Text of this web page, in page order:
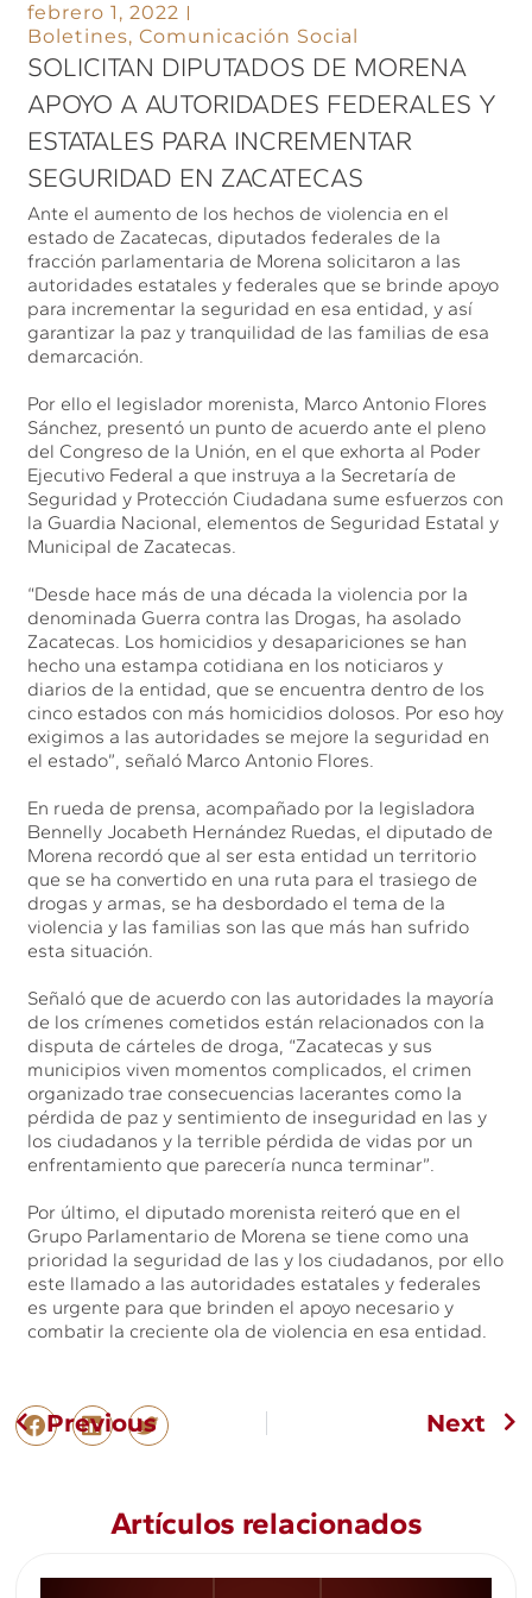
febrero 1, 2022
Boletines,Comunicación Social
SOLICITAN DIPUTADOS DE MORENA
APOYO A AUTORIDADES FEDERALES Y
ESTATALES PARA INCREMENTAR
SEGURIDAD EN ZACATECAS
Ante el aumento de los hechos de violencia en el
estado de Zacatecas, diputados federales de la
fracción parlamentaria de Morena solicitaron a las
autoridades estatales y federales que se brinde apoyo
para incrementar la seguridad en esa entidad, y así
garantizar la paz y tranquilidad de las familias de esa
demarcación.
Por ello el legislador morenista, Marco Antonio Flores
Sánchez, presentó un punto de acuerdo ante el pleno
del Congreso de la Unión, en el que exhorta al Poder
Ejecutivo Federal a que instruya a la Secretaría de
Seguridad y Protección Ciudadana sume esfuerzos con
la Guardia Nacional, elementos de Seguridad Estatal y
Municipal de Zacatecas.
“Desde hace más de una década la violencia por la
denominada Guerra contra las Drogas, ha asolado
Zacatecas. Los homicidios y desapariciones se han
hecho una estampa cotidiana en los noticiaros y
diarios de la entidad, que se encuentra dentro de los
cinco estados con más homicidios dolosos. Por eso hoy
exigimos a las autoridades se mejore la seguridad en
el estado”, señaló Marco Antonio Flores.
En rueda de prensa, acompañado por la legisladora
Bennelly Jocabeth Hernández Ruedas, el diputado de
Morena recordó que al ser esta entidad un territorio
que se ha convertido en una ruta para el trasiego de
drogas y armas, se ha desbordado el tema de la
violencia y las familias son las que más han sufrido
esta situación.
Señaló que de acuerdo con las autoridades la mayoría
de los crímenes cometidos están relacionados con la
disputa de cárteles de droga, “Zacatecas y sus
municipios viven momentos complicados, el crimen
organizado trae consecuencias lacerantes como la
pérdida de paz y sentimiento de inseguridad en las y
los ciudadanos y la terrible pérdida de vidas por un
enfrentamiento que parecería nunca terminar”.
Por último, el diputado morenista reiteró que en el
Grupo Parlamentario de Morena se tiene como una
prioridad la seguridad de las y los ciudadanos, por ello
este llamado a las autoridades estatales y federales
es urgente para que brinden el apoyo necesario y
combatir la creciente ola de violencia en esa entidad.
Previous Next
Artículos relacionados